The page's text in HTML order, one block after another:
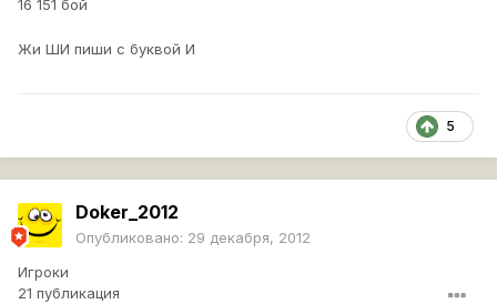
16 151 бой
Жи ШИ пиши с буквой И
5
Doker_2012
Опубликовано: 29 декабря, 2012
Игроки
21 публикация